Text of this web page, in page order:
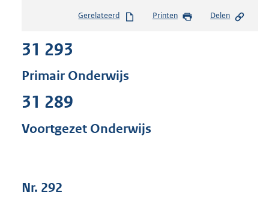
s
Gerelateerd Printen Delen
31 293
Primair Onderwijs
31 289
Voortgezet Onderwijs
Nr. 292